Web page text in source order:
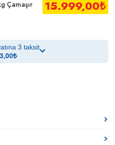
Çamaşır
15.999,00₺
3 taksit
₺